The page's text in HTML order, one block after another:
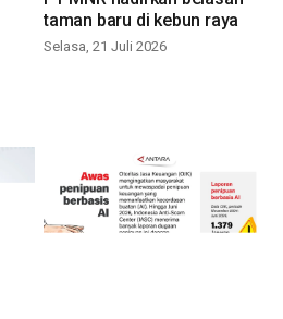
taman baru di kebun raya
Selasa, 21 Juli 2026